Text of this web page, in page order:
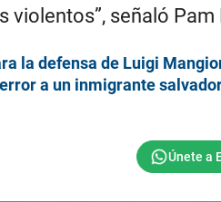
violentos”, señaló Pam
la defensa de Luigi
a un inmigrante